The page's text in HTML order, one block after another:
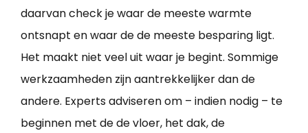
daarvan check je waar de meeste warmte
ontsnapt en waar de de meeste besparing ligt.
Het maakt niet veel uit waar je begint. Sommige
werkzaamheden zijn aantrekkelijker dan de
andere. Experts adviseren om – indien nodig – te
beginnen met de de vloer, het dak, de